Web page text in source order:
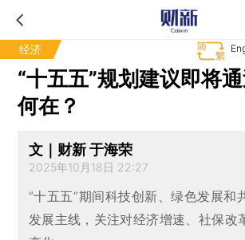
经济
“十五五”规划建议即将
何在？
文｜财新 于海荣
2025年10月18日 22:27
“十五五”期间科技创新、绿色发展和
发展主线，关注对经济增速、社保改